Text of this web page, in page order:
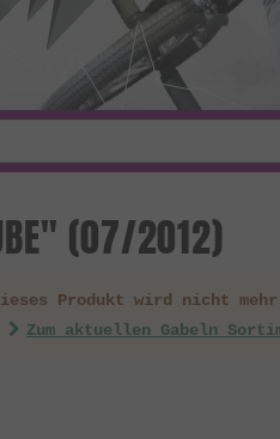
(07/2012)
Produkt wird nicht
Zum aktuellen Gabeln